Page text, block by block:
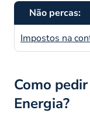
Não percas:
Impostos na
Como
Energia?